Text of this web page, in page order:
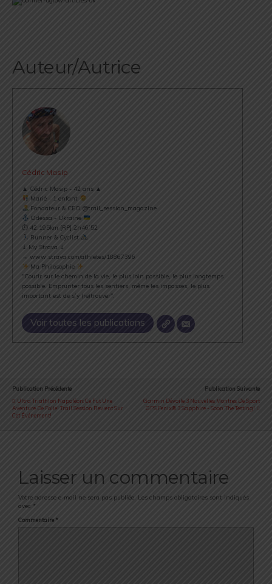
Auteur/Autrice
Cédric Masip
▲ Cédric Masip - 42 ans ▲
Marié - 1 enfant
Fondateur & CEO @trail_session_magazine
Odessa - Ukraine
⏱ 42.195km [RP] 2h46’52
Runner & Cyclist
⇣ My Strava ⇣
→ www.strava.com/athletes/18867396
Ma Philosophie
"Courir sur le chemin de la vie, le plus loin possible, le plus longtemps
possible. Emprunter tous les sentiers, même les impasses, le plus
important est de s’y (re)trouver".
Voir toutes les publications
Publication Précédente
Ultra Triathlon Napoléon: Ce Fut Une
Aventure De Folie! Trail Session Revient Sur
Cet Événement!
Publication Suivante
Garmin Dévoile 3 Nouvelles Montres De Sport
GPS Fenix® 3 Sapphire - Soon The Testing!
Laisser un commentaire
Votre adresse e-mail ne sera pas publiée. Les champs obligatoires sont indiqués
avec *
Commentaire *